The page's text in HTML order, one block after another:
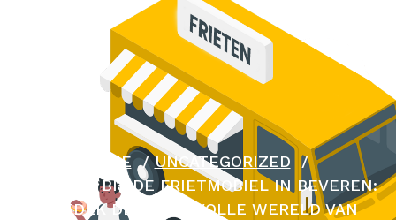
HOME /UNCATEGORIZED /
SMULLEN BIJ DE FRIETMOBIEL IN BEVEREN:
ONTDEK DE SMAAKVOLLE WERELD VAN